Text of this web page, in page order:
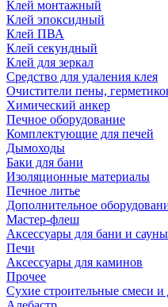
Клей монтажный
Клей эпоксидный
Клей ПВА
Клей секундный
Клей для зеркал
Средство для удаления клея
Очистители пены,
Химический анкер
Печное оборудование
Комплектующие для печей
Дымоходы
Баки для бани
Изоляционные материалы
Печное литье
Дополнительное
Мастер-флеш
Аксессуары для бани и сауны
Печи
Аксессуары для каминов
Прочее
Сухие строительные смеси и